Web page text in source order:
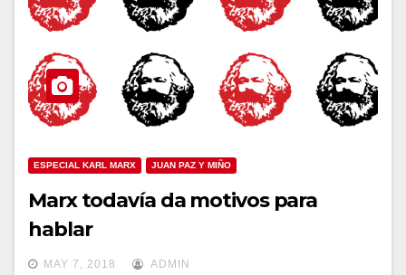
ESPECIAL KARL MARX JUAN PAZ Y MIÑO
Marx todavía da motivos para
hablar
MAY 7, 2018 ADMIN